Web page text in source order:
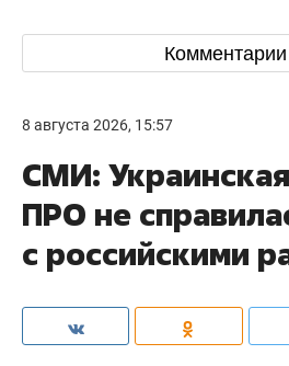
Комментарии
8 августа 2026, 15:57
СМИ: Украинская
ПРО не
с российскими